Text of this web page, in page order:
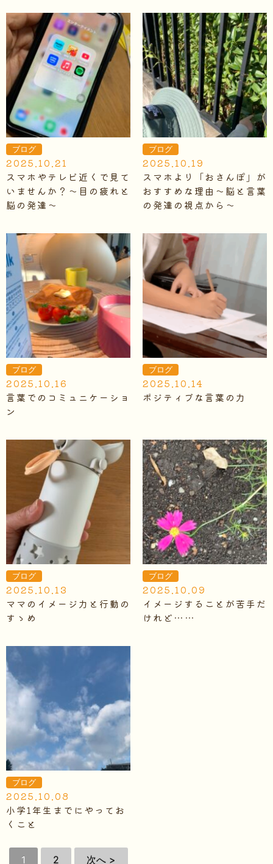
ブログ
2025.10.21
スマホやテレビ近くで見て
いませんか？～目の疲れと
脳の発達～
ブログ
2025.10.19
スマホより「おさんぽ」が
おすすめな理由～脳と言葉
の発達の視点から～
ブログ
2025.10.16
言葉でのコミュニケーショ
ン
ブログ
2025.10.14
ポジティブな言葉の力
ブログ
2025.10.13
ママのイメージ力と行動の
すゝめ
ブログ
2025.10.09
イメージすることが苦手だ
けれど……
ブログ
2025.10.08
小学1年生までにやってお
くこと
1 2 次へ >